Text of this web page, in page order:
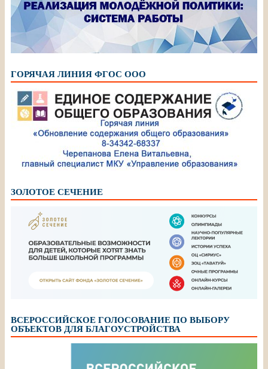
ГОРЯЧАЯ ЛИНИЯ ФГОС ООО
ЗОЛОТОЕ СЕЧЕНИЕ
ВСЕРОССИЙСКОЕ ГОЛОСОВАНИЕ ПО ВЫБОРУ
ОБЪЕКТОВ ДЛЯ БЛАГОУСТРОЙСТВА